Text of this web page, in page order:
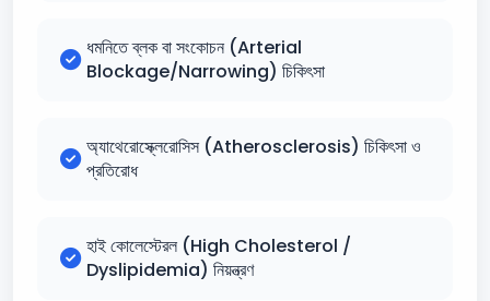
ধমনিতে ব্লক বা সংকোচন (Arterial
Blockage/Narrowing) চিকিৎসা
অ্যাথেরোস্ক্লেরোসিস (Atherosclerosis) চিকিৎসা ও
প্রতিরোধ
হাই কোলেস্টেরল (High Cholesterol /
Dyslipidemia) নিয়ন্ত্রণ